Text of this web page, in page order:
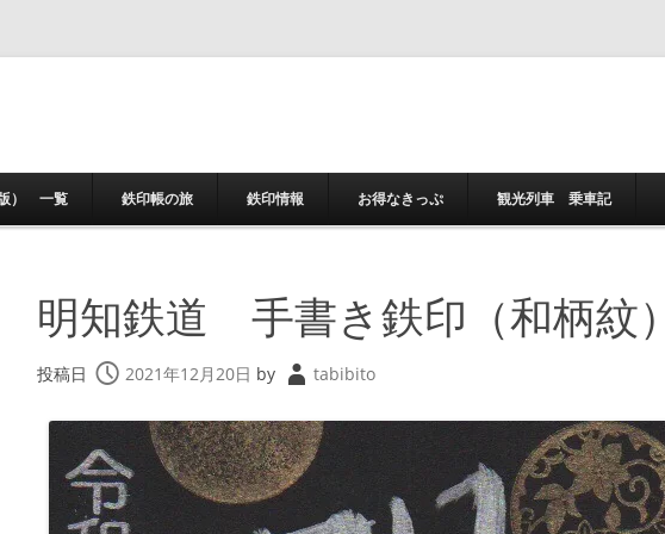
） 一覧 鉄印帳の旅 鉄印情報 お得なきっぷ 観光列車 乗車記
明知鉄道 手書き鉄印（和柄紋
投稿日 2021年12月20日 by tabibito